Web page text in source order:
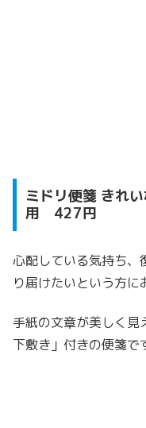
ミドリ便箋 きれ
用 427円
心配している気持ち、
り届けたいという方に
手紙の文章が美しく見
下敷き」付きの便箋で